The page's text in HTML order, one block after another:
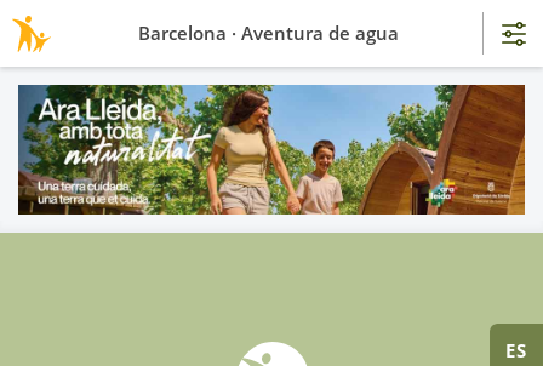
ES
Barcelona · Aventura de agua